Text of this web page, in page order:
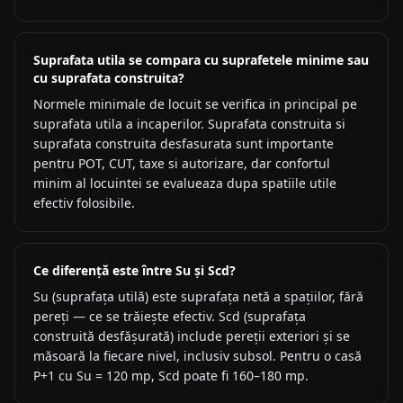
Suprafata utila se compara cu suprafetele minime sau
cu suprafata construita?
Normele minimale de locuit se verifica in principal pe
suprafata utila a incaperilor. Suprafata construita si
suprafata construita desfasurata sunt importante
pentru POT, CUT, taxe si autorizare, dar confortul
minim al locuintei se evalueaza dupa spatiile utile
efectiv folosibile.
Ce diferență este între Su și Scd?
Su (suprafața utilă) este suprafața netă a spațiilor, fără
pereți — ce se trăiește efectiv. Scd (suprafața
construită desfășurată) include pereții exteriori și se
măsoară la fiecare nivel, inclusiv subsol. Pentru o casă
P+1 cu Su = 120 mp, Scd poate fi 160–180 mp.